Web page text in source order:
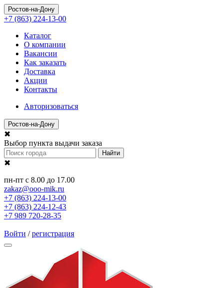
Ростов-на-Дону
+7 (863) 224-13-00
Каталог
О компании
Вакансии
Как заказать
Доставка
Акции
Контакты
Авторизоваться
Ростов-на-Дону
✖
Выбор пункта выдачи заказа
Найти
✖
пн-пт с 8.00 до 17.00
zakaz@ooo-mik.ru
+7 (863) 224-13-00
+7 (863) 224-12-43
+7 989 720-28-35
Войти /регистрация